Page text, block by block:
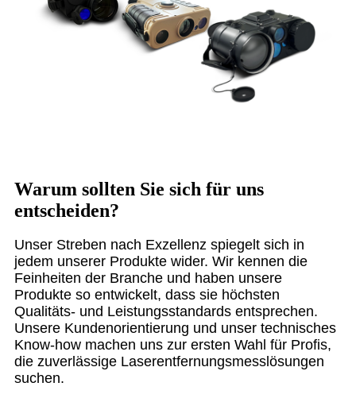
Warum sollten Sie sich für uns
entscheiden?
Unser Streben nach Exzellenz spiegelt sich in
jedem unserer Produkte wider. Wir kennen die
Feinheiten der Branche und haben unsere
Produkte so entwickelt, dass sie höchsten
Qualitäts- und Leistungsstandards entsprechen.
Unsere Kundenorientierung und unser technisches
Know-how machen uns zur ersten Wahl für Profis,
die zuverlässige Laserentfernungsmesslösungen
suchen.